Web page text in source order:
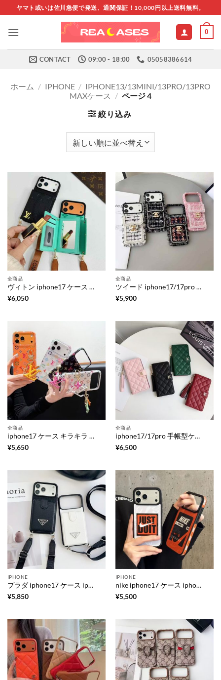
to
content
ヤマト或いは佐川急便で発送、通関保証！10,000円以上送料無料。
0
CONTACT 09:00 - 18:00 05058386614
ホーム / IPHONE / IPHONE13/13MINI/13PRO/13PRO
MAXケース
/ ページ 4
絞り込み
全商品
ヴィトン iphone17 ケース ショルダー iphone ケース ミラー 付き iphone17pro/17promax ケース 大人 可愛い ブランド iphone16/16pro ケース カード 収納 ハイ ブランド 携帯ケース 肩掛け
¥6,050
全商品
ツイード iphone17/17pro ケース シャネル iphone17promax ケース アイフォン16/16pro/16promax ケース レディース ブランド iphone15/14/14pro ケース 背面 収納 ハイ ブランド スマホケース 可愛い ブランド
¥5,900
全商品
iphone17 ケース キラキラ ブランド iphone17pro/17promax ケース チャーム 付き スマホケース ルイ ヴィトン iphone16/16pro ケース ブランド 人気 レディース iphone15/14 ケース ラメ グリッター
¥5,650
全商品
iphone17/17pro 手帳型ケース ルイヴィトン iphone air/17promax ケース 手帳 型 ハイ ブランド タッセル 付き iphone16/16plus ケース スマホケース ブランド レザー iphone15/14/13 ケース カード 収納 ブランド
¥6,500
IPHONE
プラダ iphone17 ケース iphone air/17pro ショルダー ケース ブランド iphone16/16pro ケース カード 収納 ハイ ブランド スマホケース ブランド レザー iphone15/14/13 ケース 背面 ポケット
¥5,850
IPHONE
nike iphone17 ケース iphone17pro/17promax ケース お揃い ブランド スマホケース スポーツ風 iphone16/16pro ケース 個性 的 おしゃれ iphone15/14/13 ケース おすすめ ブランド メンズ
¥5,500